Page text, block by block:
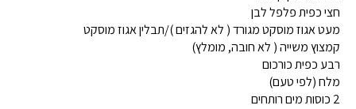
חצי כפית פלפל לבן
מעט אגוז מוסקט מגורד ( לא להגזים )/תבלין אגוז מוסקט
קמצוץ משייה ( לא חובה, מומלץ)
רבע כפית כורכום
מלח (לפי טעם)
2 כוסות מים רותחים